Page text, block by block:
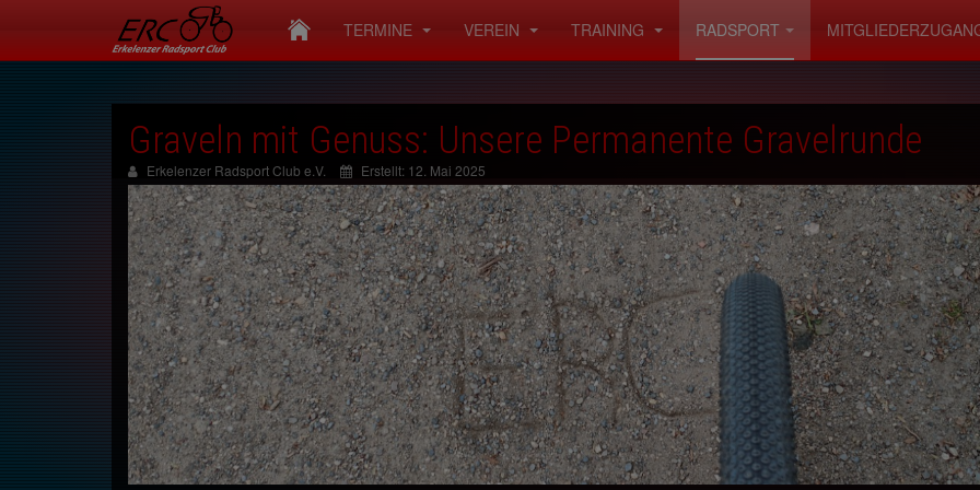
TERMINE VEREIN TRAINING RADSPORT
Graveln mit Genuss: Unsere Permanente Gravelrunde
Erkelenzer Radsport Club e.V. Erstellt: 12. Mai 2025